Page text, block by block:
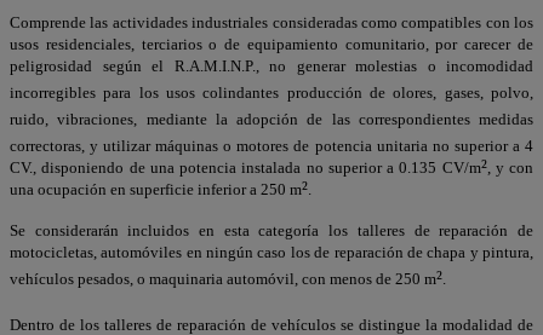
Comprende las actividades industriales consideradas como compatibles con los
usos residenciales, terciarios o de equipamiento comunitario, por carecer de
peligrosidad según el R.A.M.I.N.P., no generar molestias o incomodidad
incorregibles para los usos colindantes producción de olores, gases, polvo,
ruido, vibraciones, mediante la adopción de las correspondientes medidas
correctoras, y utilizar máquinas o motores de potencia unitaria no superior a 4
CV., disponiendo de una potencia instalada no superior a 0.135 CV/m², y con
una ocupación en superficie inferior a 250 m²
Se considerarán incluidos en esta categoría los talleres de reparación de
motocicletas, automóviles en ningún caso los de reparación de chapa y pintura,
vehículos pesados, o maquinaria automóvil, con menos de 250 m²
Dentro de los talleres de reparación de vehículos se distingue la modalidad de